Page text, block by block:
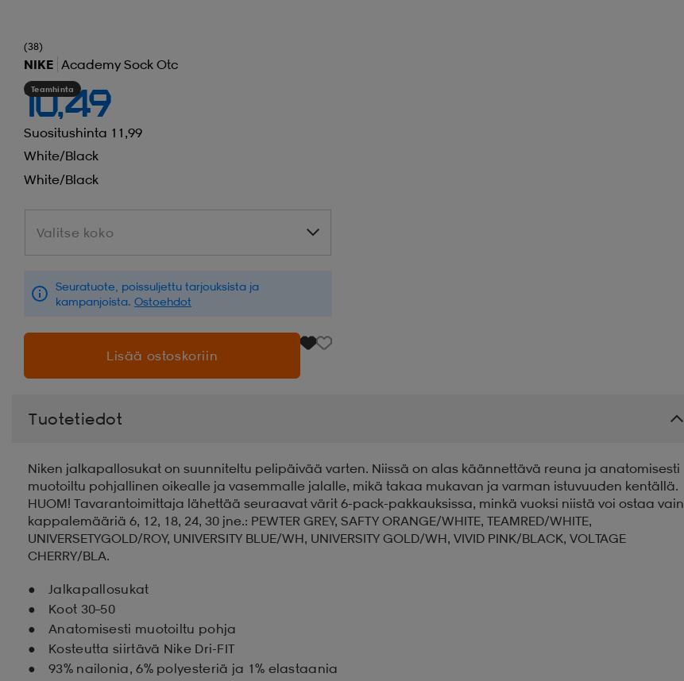
(38)
NIKE Academy Sock Otc
Teamhinta
10,49
Suositushinta 11,99
White/black
White/black
Valitse koko
Valitse koko
Seuratuote, poissuljettu tarjouksista ja
kampanjoista. Ostoehdot
Lisää ostoskoriin
Tuotetiedot
Niken jalkapallosukat on suunniteltu pelipäivää varten. Niissä on alas käännettävä reuna ja anatomisesti
muotoiltu pohjallinen oikealle ja vasemmalle jalalle, mikä takaa mukavan ja varman istuvuuden kentällä.
HUOM! Tavarantoimittaja lähettää seuraavat värit 6-pack-pakkauksissa, minkä vuoksi niistä voi ostaa vain
kappalemääriä 6, 12, 18, 24, 30 jne.: PEWTER GREY, SAFTY ORANGE/WHITE, TEAMRED/WHITE,
UNIVERSETYGOLD/ROY, UNIVERSITY BLUE/WH, UNIVERSITY GOLD/WH, VIVID PINK/BLACK, VOLTAGE
CHERRY/BLA.
Jalkapallosukat
Koot 30–50
Anatomisesti muotoiltu pohja
Kosteutta siirtävä Nike Dri-FIT
93% nailonia, 6% polyesteriä ja 1% elastaania